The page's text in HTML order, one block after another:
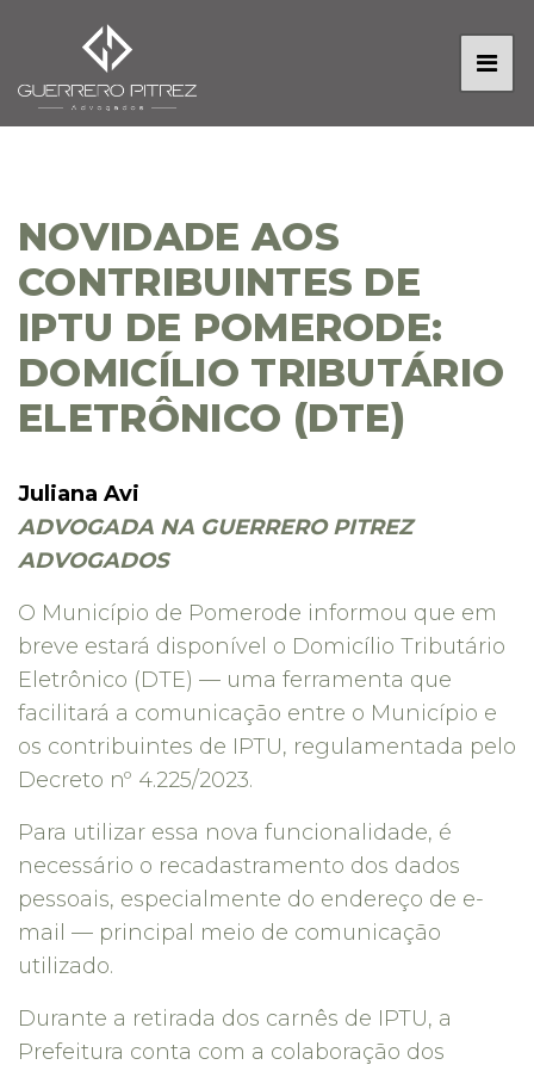
NOVIDADE AOS
CONTRIBUINTES DE
IPTU DE POMERODE:
DOMICÍLIO TRIBUTÁRIO
ELETRÔNICO (DTE)
Juliana Avi
ADVOGADA NA GUERRERO PITREZ
ADVOGADOS
O Município de Pomerode informou que em
breve estará disponível o Domicílio Tributário
Eletrônico (DTE) — uma ferramenta que
facilitará a comunicação entre o Município e
os contribuintes de IPTU, regulamentada pelo
Decreto nº 4.225/2023.
Para utilizar essa nova funcionalidade, é
necessário o recadastramento dos dados
pessoais, especialmente do endereço de e-
mail — principal meio de comunicação
utilizado.
Durante a retirada dos carnês de IPTU, a
Prefeitura conta com a colaboração dos